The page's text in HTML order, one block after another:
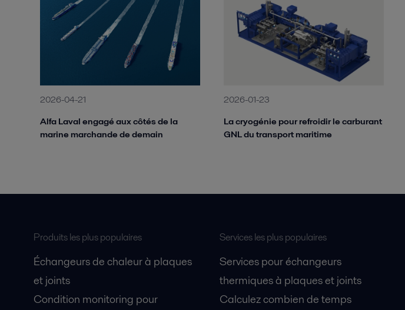
2026-04-21
Alfa Laval engagé aux côtés de la
marine marchande de demain
2026-01-23
La cryogénie pour refroidir le carburant
GNL du transport maritime
Produits les plus populaires
Échangeurs de chaleur à plaques
et joints
Condition monitoring pour
Services les plus populaires
Services pour échangeurs
thermiques à plaques et joints
Calculez combien de temps